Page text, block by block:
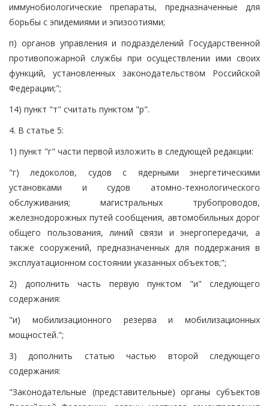
иммунобиологические препараты, предназначенные для
борьбы с эпидемиями и эпизоотиями;
п) органов управления и подразделений Государственной
противопожарной службы при осуществлении ими своих
функций, установленных законодательством Российской
Федерации;";
14) пункт "т" считать пунктом "р".
4. В статье 5:
1) пункт "г" части первой изложить в следующей редакции:
"г) ледоколов, судов с ядерными энергетическими
установками и судов атомно-технологического
обслуживания; магистральных трубопроводов,
железнодорожных путей сообщения, автомобильных дорог
общего пользования, линий связи и энергопередачи, а
также сооружений, предназначенных для поддержания в
эксплуатационном состоянии указанных объектов;";
2) дополнить часть первую пунктом "и" следующего
содержания:
"и) мобилизационного резерва и мобилизационных
мощностей.";
3) дополнить статью частью второй следующего
содержания:
"Законодательные (представительные) органы субъектов